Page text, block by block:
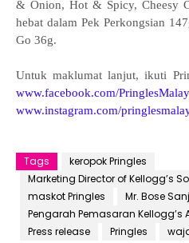
& Onion, Hot & Spicy, Cheesy
hebat dalam Pek Perkongsian
Go 36g.
Untuk maklumat lanjut, ikuti
www.facebook.com/
www.instagram.com/
Tags
keropok Pringles
Marketing Director of Kellogg’s
maskot Pringles
Mr. Bose
Pengarah Pemasaran Kellogg’s
Press release
Pringles